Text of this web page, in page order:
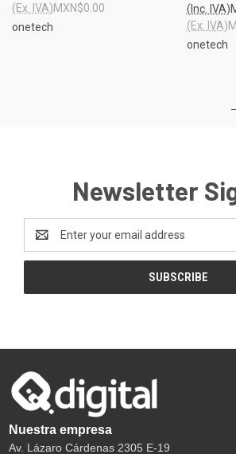
MXN$0.00
(Ex. IVA)
onetech
(Inc. IVA)
(Ex. IVA)
onetech
Newsletter
Address
Nuestra empresa
Av. Lázaro Cárdenas 2305 E-19